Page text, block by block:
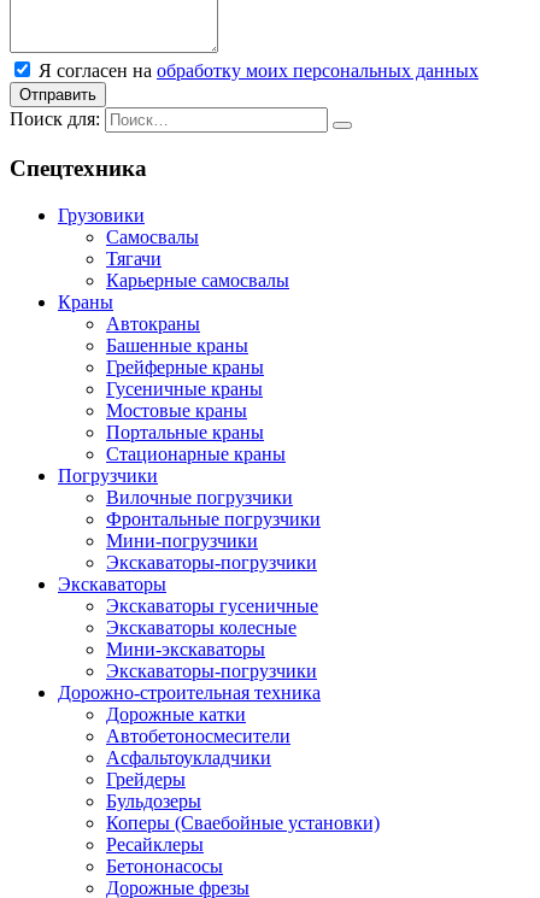
Я согласен на обработку моих персональных данных
Отправить
Поиск для:
Спецтехника
Грузовики
Самосвалы
Тягачи
Карьерные самосвалы
Краны
Автокраны
Башенные краны
Грейферные краны
Гусеничные краны
Мостовые краны
Портальные краны
Стационарные краны
Погрузчики
Вилочные погрузчики
Фронтальные погрузчики
Мини-погрузчики
Экскаваторы-погрузчики
Экскаваторы
Экскаваторы гусеничные
Экскаваторы колесные
Мини-экскаваторы
Экскаваторы-погрузчики
Дорожно-строительная техника
Дорожные катки
Автобетоносмесители
Асфальтоукладчики
Грейдеры
Бульдозеры
Коперы (Сваебойные установки)
Ресайклеры
Бетононасосы
Дорожные фрезы